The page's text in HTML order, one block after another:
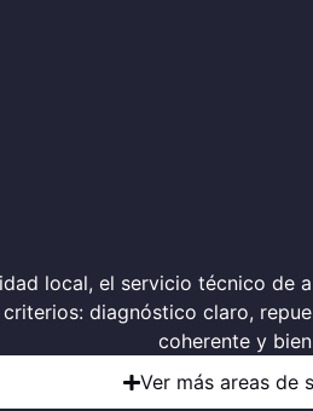
local, el servicio técnico de
diagnóstico claro,
coherente y
Ver más areas de